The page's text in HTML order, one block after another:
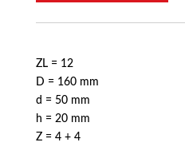
ZL = 12
D = 160 mm
d = 50 mm
h = 20 mm
Z = 4 + 4